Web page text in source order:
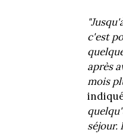
c'est
après
mois
séjour.